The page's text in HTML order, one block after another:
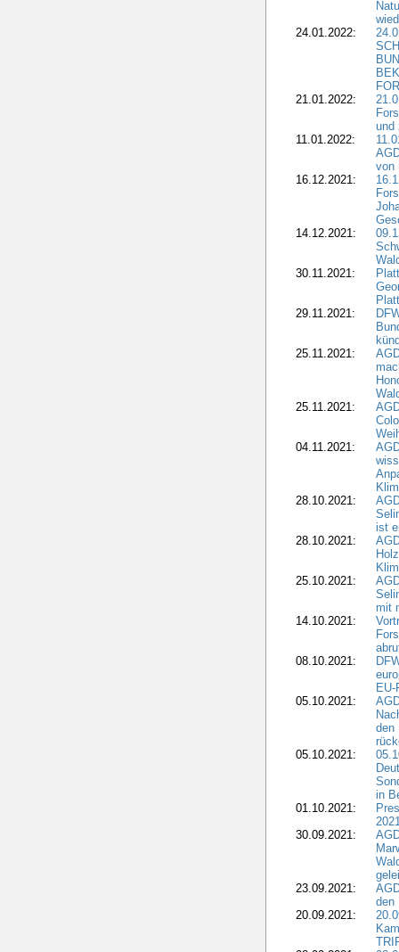
24.01.2022:
21.01.2022:
und
11.01.2022:
von
16.12.2021:
14.12.2021:
30.11.2021:
29.11.2021:
25.11.2021:
25.11.2021:
04.11.2021:
28.10.2021:
ist
28.10.2021:
25.10.2021:
mit
14.10.2021:
08.10.2021:
05.10.2021:
den
05.10.2021:
in
01.10.2021:
30.09.2021:
23.09.2021:
den
20.09.2021: